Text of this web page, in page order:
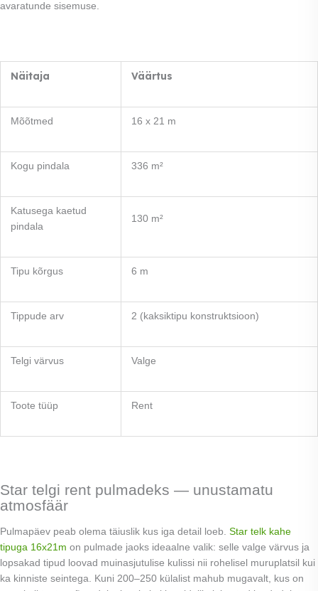
avaratunde sisemuse.
Näitaja Väärtus
Mõõtmed 16 x 21 m
Kogu pindala 336 m²
Katusega kaetud
pindala
130 m²
Tipu kõrgus 6 m
Tippude arv 2 (kaksiktipu konstruktsioon)
Telgi värvus Valge
Toote tüüp Rent
Star telgi rent pulmadeks — unustamatu
atmosfäär
Pulmapäev peab olema täiuslik kus iga detail loeb. Star telk kahe
tipuga 16x21m on pulmade jaoks ideaalne valik: selle valge värvus ja
lopsakad tipud loovad muinasjutulise kulissi nii rohelisel muruplatsil kui
ka kinniste seintega. Kuni 200–250 külalist mahub mugavalt, kus on